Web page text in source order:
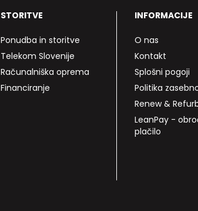
STORITVE
Ponudba in storitve
Telekom Slovenije
Računalniška oprema
Financiranje
INFORMACIJE
O nas
Kontakt
Splošni pogoji
Politika
Renew &
LeanPay -
plačilo